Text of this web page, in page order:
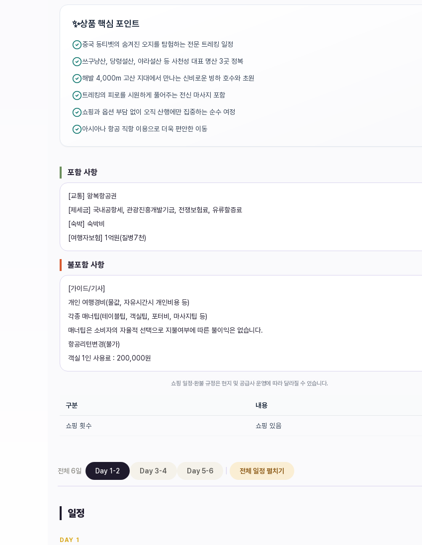
✨상품 핵심 포인트
중국 동티벳의 숨겨진 오지를 탐험하는 전문 트레킹 일정
쓰구냥산, 당령설산, 야라설산 등 사천성 대표 명산 3곳 정복
해발 4,000m 고산 지대에서 만나는 신비로운 빙하 호수와 초원
트레킹의 피로를 시원하게 풀어주는 전신 마사지 포함
쇼핑과 옵션 부담 없이 오직 산행에만 집중하는 순수 여정
아시아나 항공 직항 이용으로 더욱 편안한 이동
포함 사항
[교통] 왕복항공권
[제세금] 국내공항세, 관광진흥개발기금, 전쟁보험료, 유류할증료
[숙박] 숙박비
[여행자보험] 1억원(질병7천)
불포함 사항
[가이드/기사]
개인 여행경비(물값, 자유시간시 개인비용 등)
각종 매너팁(테이블팁, 객실팁, 포터비, 마사지팁 등)
매너팁은 소비자의 자율적 선택으로 지불여부에 따른 불이익은 없습니다.
항공리턴변경(불가)
객실 1인 사용료 : 200,000원
쇼핑 일정·환불 규정은 현지 및 공급사 운영에 따라 달라질 수 있습니다.
구분 내용
쇼핑 횟수 쇼핑 있음
전체 6일 Day 1-2 Day 3-4 Day 5-6 전체 일정 펼치기
일정
DAY 1